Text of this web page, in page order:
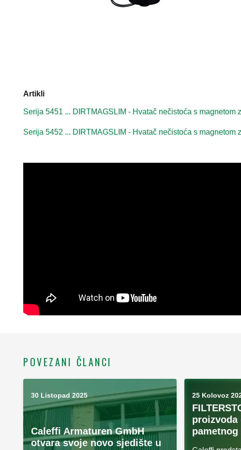
Artikli
Serija 5451 ... DIRTMAGSLIM - Hvatač nečistoća s magnetom
Serija 5452 ... DIRTMAGSLIM - Hvatač nečistoća s magnetom
POVEZANI ČLANCI
30 Listopad 2025
Caleffi Armaturen GmbH
otvara svoje novo sjedište u
25 Kolovoz
proizvoda